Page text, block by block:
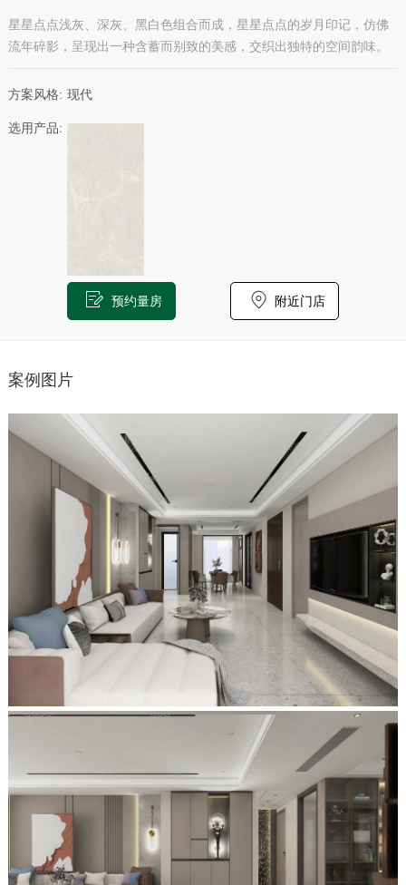
星星点点浅灰、深灰、黑白色组合而成，星星点点的岁月印记，仿佛
流年碎影，呈现出一种含蓄而别致的美感，交织出独特的空间韵味。
方案风格: 现代
选用产品:
预约量房 附近门店
案例图片